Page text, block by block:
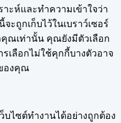
ะห์และทำความเข้าใจว่า
ะถูกเก็บไว้ในเบราว์เซอร์
ณเท่านั้น คุณยังมีตัวเลือก
เลือกไม่ใช้คุกกี้บางตัวอาจ
องคุณ
บไซต์ทำงานได้อย่างถูกต้อง